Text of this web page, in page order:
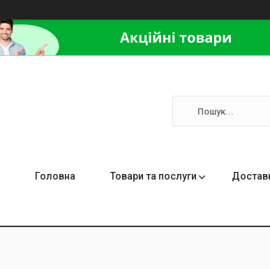
Головна Товари та послуги